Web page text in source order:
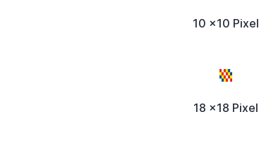
10 x10 Pixel
18 x18 Pixel